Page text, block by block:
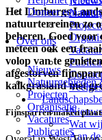
Doneer een
Over ons
Nieuws
Natuurgebieden
Projecten
Organisatie
Vacatures
Publicaties
Contact
Nieuws
Wat
Aan de
Het Limburgs
natuurterreinen zo
beheren. Goed
meteen ook een
volop van te
afgestorven
kalkgrasland met
Fijnsparren maken